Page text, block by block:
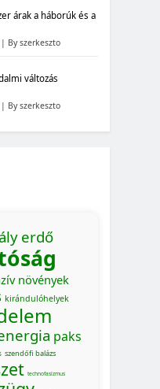
árak a háborúk és a
By szerkeszto
változás
By szerkeszto
erdő
növények
kirándulóhelyek
paks
szendőfi balázs
technofasizmus